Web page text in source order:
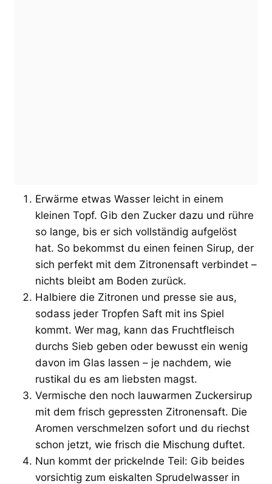
Erwärme etwas Wasser leicht in einem
kleinen Topf. Gib den Zucker dazu und rühre
so lange, bis er sich vollständig aufgelöst
hat. So bekommst du einen feinen Sirup, der
sich perfekt mit dem Zitronensaft verbindet –
nichts bleibt am Boden zurück.
Halbiere die Zitronen und presse sie aus,
sodass jeder Tropfen Saft mit ins Spiel
kommt. Wer mag, kann das Fruchtfleisch
durchs Sieb geben oder bewusst ein wenig
davon im Glas lassen – je nachdem, wie
rustikal du es am liebsten magst.
Vermische den noch lauwarmen Zuckersirup
mit dem frisch gepressten Zitronensaft. Die
Aromen verschmelzen sofort und du riechst
schon jetzt, wie frisch die Mischung duftet.
Nun kommt der prickelnde Teil: Gib beides
vorsichtig zum eiskalten Sprudelwasser in